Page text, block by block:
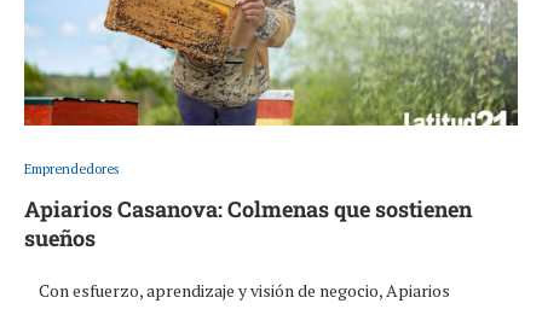
Emprendedores
Apiarios Casanova: Colmenas que sostienen
sueños
Con esfuerzo, aprendizaje y visión de negocio, Apiarios